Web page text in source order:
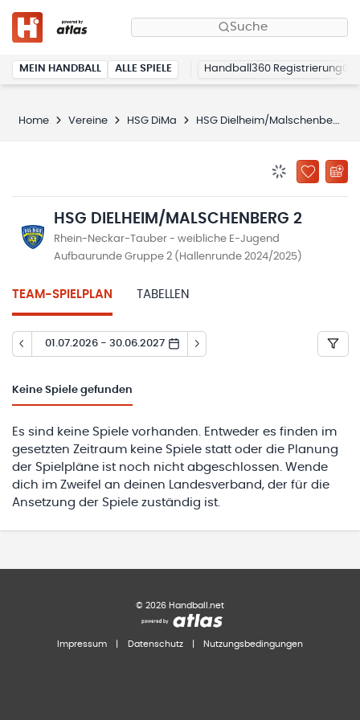
Suche
MEIN HANDBALL ALLE SPIELE Handball360 Registrierung
Home Vereine HSG DiMa HSG Dielheim/Malschenberg 2
ZU
HSG DIELHEIM/MALSCHENBERG 2
Rhein-Neckar-Tauber - weibliche E-Jugend
Aufbaurunde Gruppe 2 (Hallenrunde 2024/2025)
TEAM-SPIELPLAN TABELLEN
01.07.2026 - 30.06.2027
Keine Spiele gefunden
Es sind keine Spiele vorhanden. Entweder es finden im
gesetzten Zeitraum keine Spiele statt oder die Planung
der Spielpläne ist noch nicht abgeschlossen. Wende
dich im Zweifel an deinen Landesverband, der für die
Ansetzung der Spiele zuständig ist.
© 2026 Handball.net
Impressum Datenschutz Nutzungsbedingungen